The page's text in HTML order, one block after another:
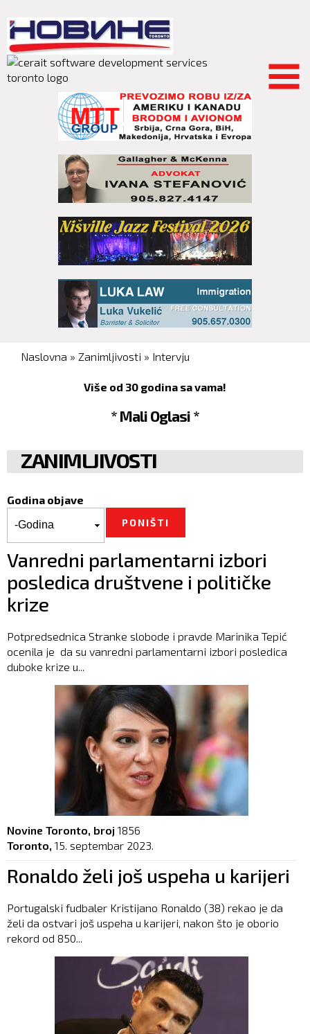
main
content
You are here
Naslovna » Zanimljivosti » Intervju
Više od 30 godina sa vama!
* Mali Oglasi *
ZANIMLJIVOSTI
Godina objave
Vanredni parlamentarni izbori
posledica društvene i političke
krize
Potpredsednica Stranke slobode i pravde Marinika Tepić
ocenila je da su vanredni parlamentarni izbori posledica
duboke krize u...
Novine Toronto, broj 1856
Toronto, 15. septembar 2023.
Ronaldo želi još uspeha u karijeri
Portugalski fudbaler Kristijano Ronaldo (38) rekao je da
želi da ostvari još uspeha u karijeri, nakon što je oborio
rekord od 850...